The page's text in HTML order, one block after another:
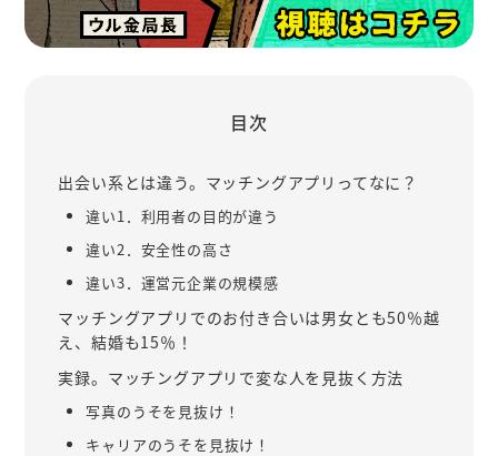
目次
出会い系とは違う。マッチングアプリってなに？
違い1．利用者の目的が違う
違い2．安全性の高さ
違い3．運営元企業の規模感
マッチングアプリでのお付き合いは男女とも50％越
え、結婚も15％！
実録。マッチングアプリで変な人を見抜く方法
写真のうそを見抜け！
キャリアのうそを見抜け！